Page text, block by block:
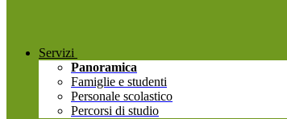
Servizi
Panoramica
Famiglie e studenti
Personale scolastico
Percorsi di studio